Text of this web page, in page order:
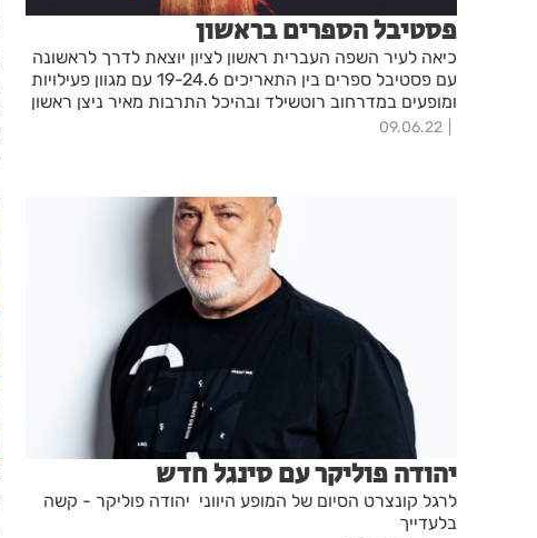
פסטיבל הספרים בראשון
כיאה לעיר השפה העברית ראשון לציון יוצאת לדרך לראשונה
עם פסטיבל ספרים בין התאריכים 19-24.6 עם מגוון פעילויות
ומופעים במדרחוב רוטשילד ובהיכל התרבות מאיר ניצן ראשון
לציון
09.06.22
יהודה פוליקר עם סינגל חדש
לרגל קונצרט הסיום של המופע היווני יהודה פוליקר - קשה
בלעדייך